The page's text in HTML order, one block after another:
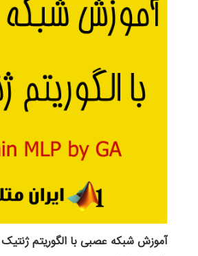
آموزش شبکه عصبی با الگوریتم ژنتیک